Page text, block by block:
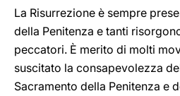
La Risurrezione è sempre
della Penitenza e tanti
peccatori. È merito di molti
suscitato la consapevolezza
Sacramento della Penitenza e